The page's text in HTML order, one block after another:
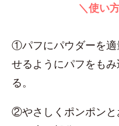
＼使い
①パフにパウダーを適
せるようにパフをも
る。
②やさしくポンポンと